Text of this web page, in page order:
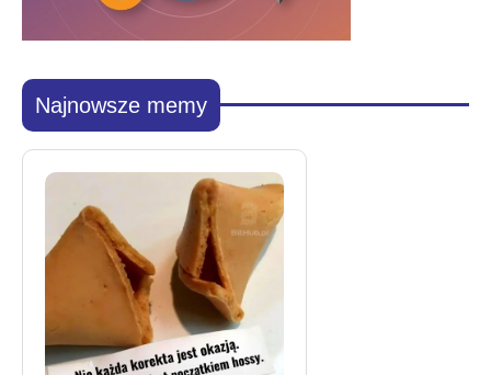
Najnowsze memy